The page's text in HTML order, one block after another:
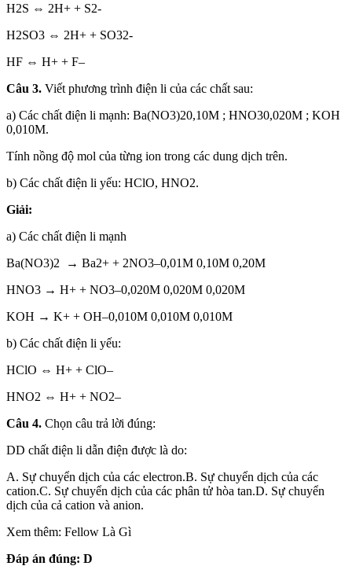
H2S ⇔ 2H+ + S2-
H2SO3 ⇔ 2H+ + SO32-
HF ⇔ H+ + F–
Câu 3. Viết phương trình điện li của các chất sau:
a) Các chất điện li mạnh: Ba(NO3)20,10M ; HNO30,020M ; KOH
0,010M.
Tính nồng độ mol của từng ion trong các dung dịch trên.
b) Các chất điện li yếu: HClO, HNO2.
Giải:
a) Các chất điện li mạnh
Ba(NO3)2 → Ba2+ + 2NO3–0,01M 0,10M 0,20M
HNO3 → H+ + NO3–0,020M 0,020M 0,020M
KOH → K+ + OH–0,010M 0,010M 0,010M
b) Các chất điện li yếu:
HClO ⇔ H+ + ClO–
HNO2 ⇔ H+ + NO2–
Câu 4. Chọn câu trả lời đúng:
DD chất điện li dẫn điện được là do:
A. Sự chuyển dịch của các electron.B. Sự chuyển dịch của các
cation.C. Sự chuyển dịch của các phân tử hòa tan.D. Sự chuyển
dịch của cả cation và anion.
Xem thêm: Fellow Là Gì
Đáp án đúng: D